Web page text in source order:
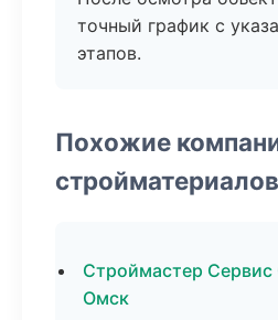
точный график с
этапов.
Похожие
стройматериалов
Строймастер
Омск